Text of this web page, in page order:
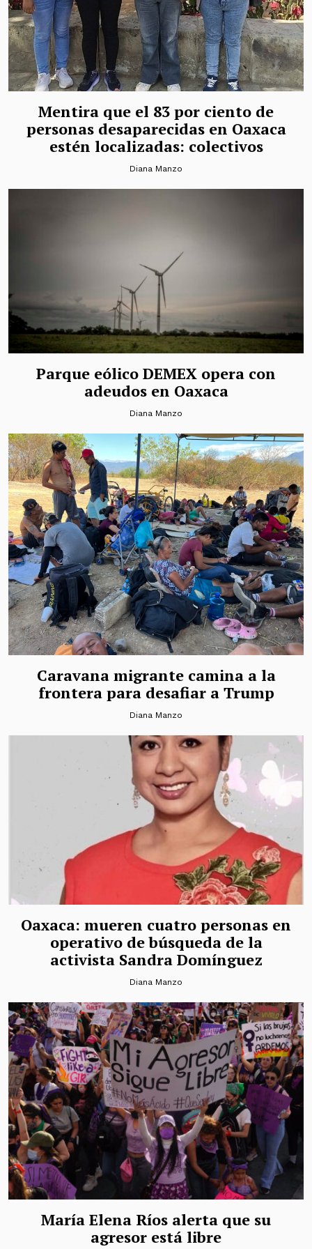
Mentira que el 83 por ciento de
personas desaparecidas en Oaxaca
estén localizadas: colectivos
Diana Manzo
Parque eólico DEMEX opera con
adeudos en Oaxaca
Diana Manzo
Caravana migrante camina a la
frontera para desafiar a Trump
Diana Manzo
Oaxaca: mueren cuatro personas en
operativo de búsqueda de la
activista Sandra Domínguez
Diana Manzo
María Elena Ríos alerta que su
agresor está libre